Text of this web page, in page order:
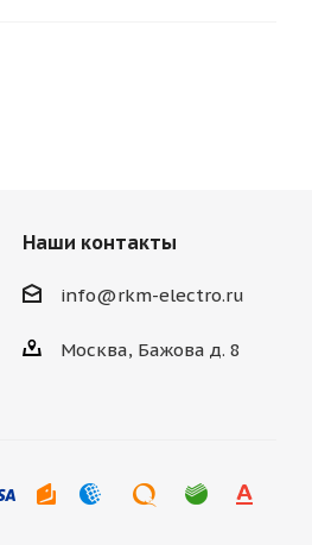
Наши контакты
info@rkm-electro.ru
Москва, Бажова д. 8